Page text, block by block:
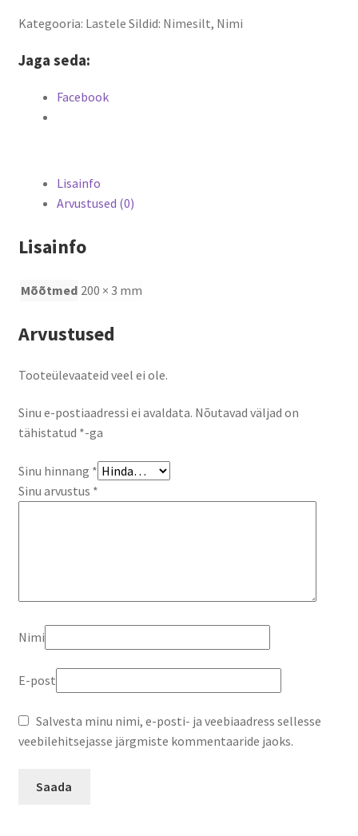
Kategooria: Lastele Sildid: Nimesilt, Nimi
Jaga seda:
Facebook
Lisainfo
Arvustused (0)
Lisainfo
Mõõtmed 200 × 3 mm
Arvustused
Tooteülevaateid veel ei ole.
Sinu e-postiaadressi ei avaldata. Nõutavad väljad on
tähistatud *-ga
Sinu hinnang *
Sinu arvustus *
Nimi
E-post
Salvesta minu nimi, e-posti- ja veebiaadress sellesse
veebilehitsejasse järgmiste kommentaaride jaoks.